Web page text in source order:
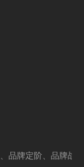
阶、品牌战略策